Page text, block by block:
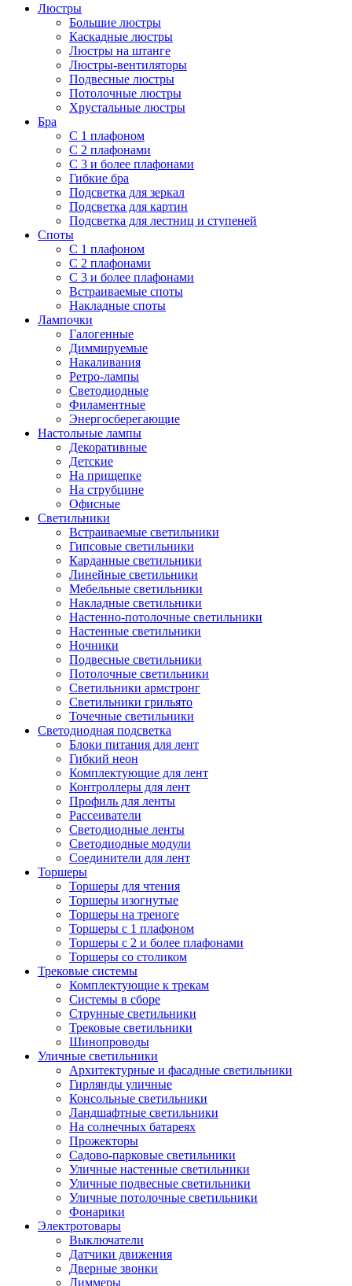
Люстры
Большие люстры
Каскадные люстры
Люстры на штанге
Люстры-вентиляторы
Подвесные люстры
Потолочные люстры
Хрустальные люстры
Бра
С 1 плафоном
С 2 плафонами
С 3 и более плафонами
Гибкие бра
Подсветка для зеркал
Подсветка для картин
Подсветка для лестниц и ступеней
Споты
С 1 плафоном
С 2 плафонами
С 3 и более плафонами
Встраиваемые споты
Накладные споты
Лампочки
Галогенные
Диммируемые
Накаливания
Ретро-лампы
Светодиодные
Филаментные
Энергосберегающие
Настольные лампы
Декоративные
Детские
На прищепке
На струбцине
Офисные
Светильники
Встраиваемые светильники
Гипсовые светильники
Карданные светильники
Линейные светильники
Мебельные светильники
Накладные светильники
Настенно-потолочные светильники
Настенные светильники
Ночники
Подвесные светильники
Потолочные светильники
Светильники армстронг
Светильники грильято
Точечные светильники
Светодиодная подсветка
Блоки питания для лент
Гибкий неон
Комплектующие для лент
Контроллеры для лент
Профиль для ленты
Рассеиватели
Светодиодные ленты
Светодиодные модули
Соединители для лент
Торшеры
Торшеры для чтения
Торшеры изогнутые
Торшеры на треноге
Торшеры с 1 плафоном
Торшеры с 2 и более плафонами
Торшеры со столиком
Трековые системы
Комплектующие к трекам
Системы в сборе
Струнные светильники
Трековые светильники
Шинопроводы
Уличные светильники
Архитектурные и фасадные светильники
Гирлянды уличные
Консольные светильники
Ландшафтные светильники
На солнечных батареях
Прожекторы
Садово-парковые светильники
Уличные настенные светильники
Уличные подвесные светильники
Уличные потолочные светильники
Фонарики
Электротовары
Выключатели
Датчики движения
Дверные звонки
Диммеры